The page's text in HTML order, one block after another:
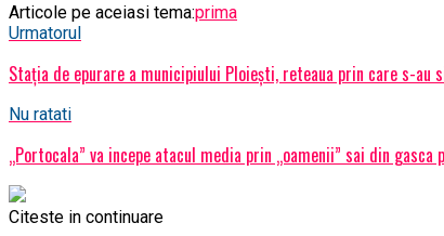
Articole pe aceiasi tema:prima
Urmatorul
Staţia de epurare a municipiului Ploiești, reteaua prin care s-
Nu ratati
„Portocala” va incepe atacul media prin „oamenii” sai din gasca
Citeste in continuare